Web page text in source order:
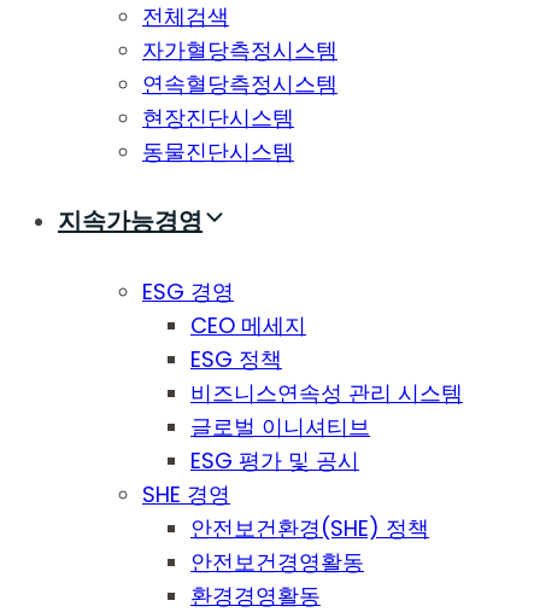
전체검색
자가혈당측정시스템
연속혈당측정시스템
현장진단시스템
동물진단시스템
지속가능경영
ESG 경영
CEO 메세지
ESG 정책
비즈니스연속성 관리 시스템
글로벌 이니셔티브
ESG 평가 및 공시
SHE 경영
안전보건환경(SHE) 정책
안전보건경영활동
환경경영활동